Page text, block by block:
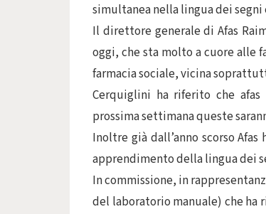
simultanea nella lingua dei
Il direttore generale di Afas
oggi, che sta molto a cuore alle
farmacia sociale, vicina
Cerquiglini ha riferito che
prossima settimana queste
Inoltre già dall’anno scorso
apprendimento della lingua dei
In commissione, in
del laboratorio manuale) che